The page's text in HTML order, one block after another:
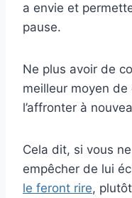
a envie et
pause.
Ne plus avoir de
meilleur moyen
l’affronter à
Cela dit, si vous
empêcher de lui
le feront rire,